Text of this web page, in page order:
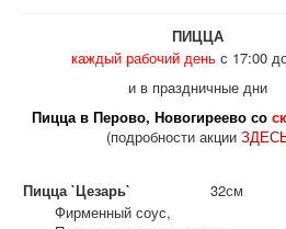
ПИЦЦА
каждый рабочий день с 17:00
и в праздничные дни
Пицца в Перово, Новогиреево со
(подробности акции
Пицца `Цезарь` 32см
Фирменный соус,